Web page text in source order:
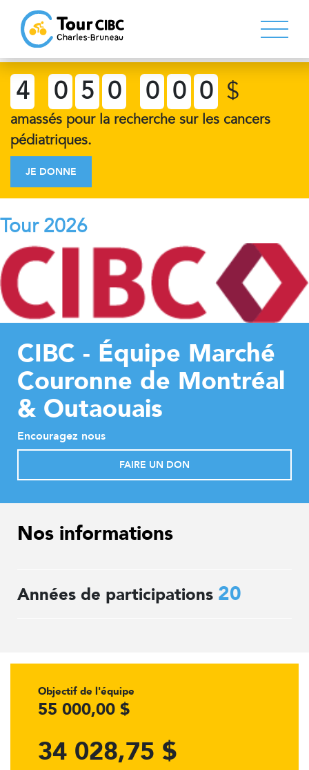
4 0 5 0 0 0 0 $
amassés pour la recherche sur les cancers
pédiatriques.
JE DONNE
Tour 2026
CIBC - Équipe Marché
Couronne de Montréal
& Outaouais
Encouragez nous
FAIRE UN DON
Nos informations
Années de participations 20
Objectif de l'équipe
55 000,00 $
34 028,75 $